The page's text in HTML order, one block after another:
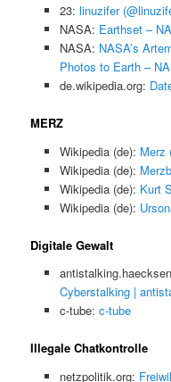
23: linuzifer
NASA: Earthset –
NASA: NASA’s
Photos to Earth –
de.wikipedia.org:
MERZ
Wikipedia (de): Merz
Wikipedia (de):
Wikipedia (de): Kurt
Wikipedia (de):
Digitale Gewalt
Cyberstalking |
c-tube: c-tube
Illegale Chatkontrolle
netzpolitik.org: